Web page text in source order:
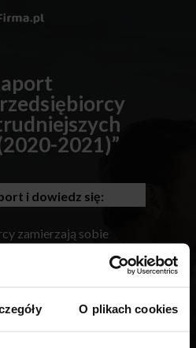
O plikach cookies
2021)”
i dowiedz się:
zamierzają sobie
im przetrwać pandemię,